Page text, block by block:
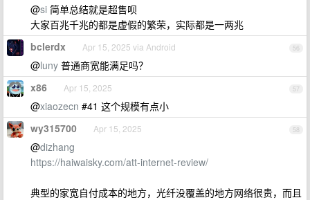
@si 简单总结就是超售呗
大家百兆千兆的都是虚假的繁荣，实际都是一两兆
56
bclerdx Apr 15, 2025 via Android
@luny 普通商宽能满足吗？
57
x86 Apr 15, 2025
@xiaozecn #41 这个规模有点小
58
wy315700 Apr 15, 2025
@dizhang
https://haiwaisky.com/att-internet-review/
典型的家宽自付成本的地方，光纤没覆盖的地方网络很贵，而且